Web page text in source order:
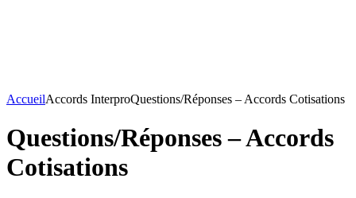
AccueilAccords InterproQuestions/Réponses – Accords Cotisations
Questions/Réponses – Accords
Cotisations